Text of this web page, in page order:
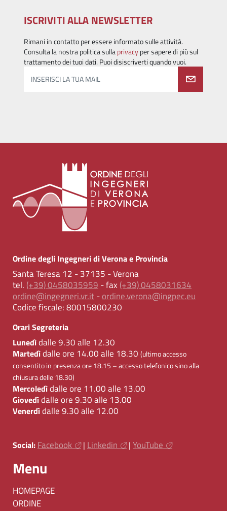
ISCRIVITI ALLA NEWSLETTER
Rimani in contatto per essere informato sulle attività.
Consulta la nostra politica sullaprivacyper sapere di più sul
trattamento dei tuoi dati. Puoi disiscriverti quando vuoi.
INSERISCI LA TUA MAIL
Ordine degli Ingegneri di Verona e Provincia
Santa Teresa 12 - 37135 - Verona
tel. (+39) 0458035959 - fax (+39) 0458031634
ordine@ingegneri.vr.it-ordine.verona@ingpec.eu
Codice fiscale:80015800230
Orari Segreteria
Lunedìdalle 9.30 alle 12.30
Martedìdalle ore 14.00 alle 18.30 (ultimo accesso
consentito in presenza ore 18.15 – accesso telefonico sino alla
chiusura delle 18.30)
Mercoledìdalle ore 11.00 alle 13.00
Giovedìdalle ore 9.30 alle 13.00
Venerdìdalle 9.30 alle 12.00
Social: Facebook | Linkedin | YouTube
Menu
HOMEPAGE
ORDINE